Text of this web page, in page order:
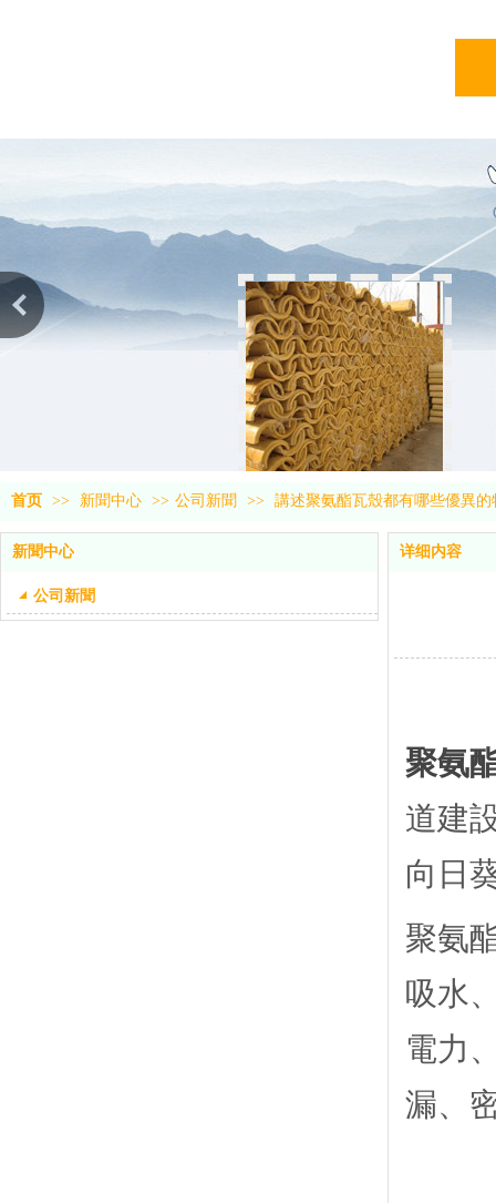
首页 >> 新聞中心 >> 公司新聞 >> 講述聚氨酯瓦殼都有哪些優異的
新聞中心
公司新聞
详细内容
聚氨
道建
向日
聚氨
吸水
電力
漏、